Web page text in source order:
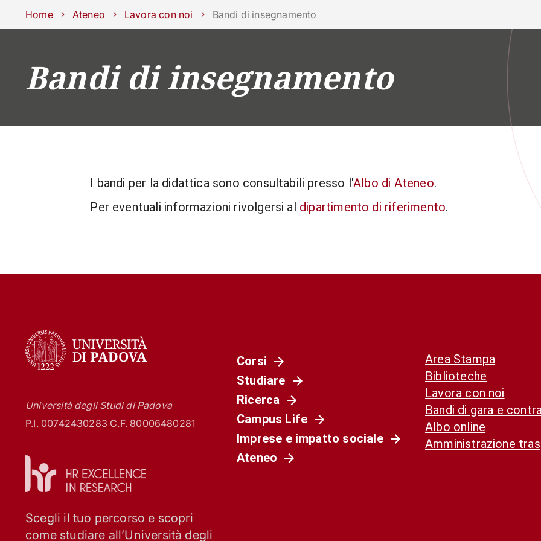
Scuole Dipartimenti CentriSostieni Unipd Area stampa Lavora con noi
CORSI STUDIARE RICERCA CAMPUS LIFE
Home Ateneo Lavora con noi Bandi di insegnamento
Bandi di insegnamento
I bandi per la didattica sono consultabili presso l'Albo di Ateneo.
Per eventuali informazioni rivolgersi al dipartimento di riferimento.
Università degli Studi di Padova
P.I. 00742430283 C.F. 80006480281
Scegli il tuo percorso e scopri
come studiare all’Università degli
Corsi
Studiare
Ricerca
Campus Life
Imprese e impatto sociale
Ateneo
Area Stampa
Biblioteche
Lavora con noi
Bandi di gara e
Albo online
Amministrazione